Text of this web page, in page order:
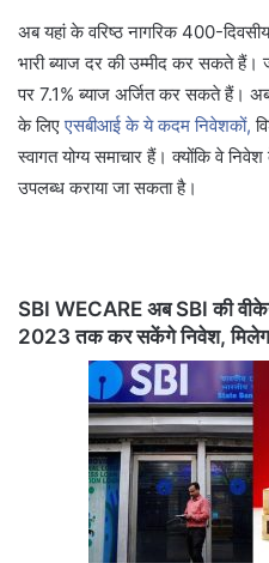
अब यहां के वरिष्ठ नागरिक 400-
भारी ब्याज दर की उम्मीद कर सकते हैं।
पर 7.1% ब्याज अर्जित कर सकते हैं। अब
के लिएएसबीआई के ये कदम निवेशकों,
स्वागत योग्य समाचार हैं। क्योंकि वे
उपलब्ध कराया जा सकता है।
SBI WECARE अब SBI की
2023 तक कर सकेंगे निवेश, मिलेगा